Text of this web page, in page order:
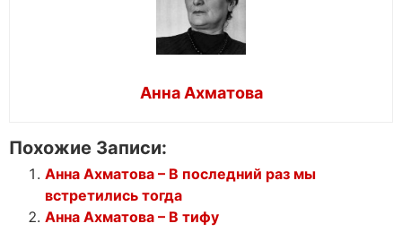
Анна Ахматова
Похожие Записи:
Анна Ахматова – В последний раз мы
встретились тогда
Анна Ахматова – В тифу